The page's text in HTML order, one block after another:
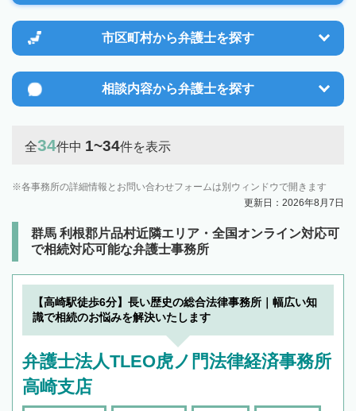
市区町村から弁護士を探す
相談内容から弁護士を探す
全34件中 1~34件を表示
各事務所の詳細情報とお問い合わせフォームは別ウィンドウで開きます
更新日：2026年8月7日
群馬 利根郡片品村近隣エリア・全国オンライン対応可
で相続対応可能な弁護士事務所
【高崎駅徒歩6分】長い歴史の総合法律事務所｜幅広い知
識で相続のお悩みを解決いたします
弁護士法人TLEO虎ノ門法律経済事務所
高崎支店